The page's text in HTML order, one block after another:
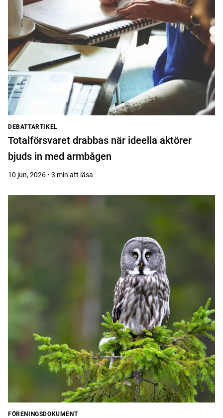
DEBATTARTIKEL
Totalförsvaret drabbas när ideella aktörer
bjuds in med armbågen
10 jun, 2026 • 3 min att läsa
FÖRENINGSDOKUMENT